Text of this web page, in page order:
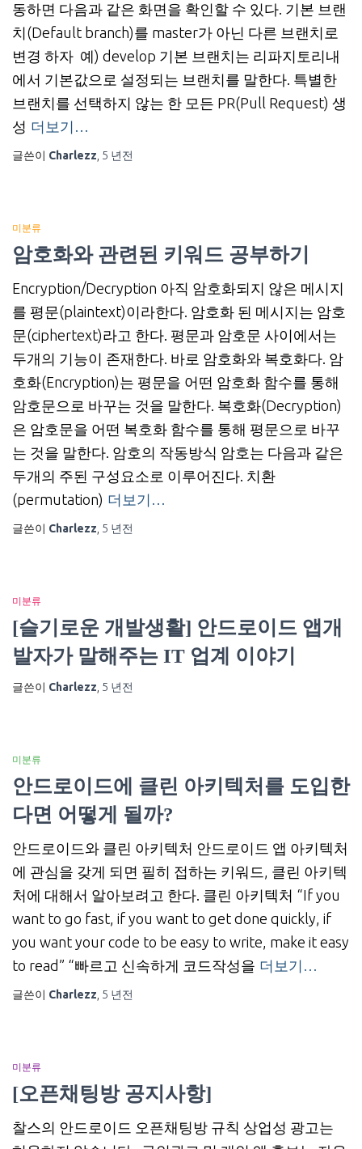
동하면 다음과 같은 화면을 확인할 수 있다. 기본 브랜
치(Default branch)를 master가 아닌 다른 브랜치로
변경 하자 예) develop 기본 브랜치는 리파지토리내
에서 기본값으로 설정되는 브랜치를 말한다. 특별한
브랜치를 선택하지 않는 한 모든 PR(Pull Request) 생
성 더보기…
글쓴이 Charlezz 5 년전
미분류
암호화와 관련된 키워드 공부하기
Encryption/Decryption 아직 암호화되지 않은 메시지
를 평문(plaintext)이라한다. 암호화 된 메시지는 암호
문(ciphertext)라고 한다. 평문과 암호문 사이에서는
두개의 기능이 존재한다. 바로 암호화와 복호화다. 암
호화(Encryption)는 평문을 어떤 암호화 함수를 통해
암호문으로 바꾸는 것을 말한다. 복호화(Decryption)
은 암호문을 어떤 복호화 함수를 통해 평문으로 바꾸
는 것을 말한다. 암호의 작동방식 암호는 다음과 같은
두개의 주된 구성요소로 이루어진다. 치환
(permutation) 더보기…
글쓴이 Charlezz 5 년전
미분류
[슬기로운 개발생활] 안드로이드 앱개
발자가 말해주는 IT 업계 이야기
글쓴이 Charlezz 5 년전
미분류
안드로이드에 클린 아키텍처를 도입한
다면 어떻게 될까?
안드로이드와 클린 아키텍처 안드로이드 앱 아키텍처
에 관심을 갖게 되면 필히 접하는 키워드, 클린 아키텍
처에 대해서 알아보려고 한다. 클린 아키텍처 “If you
want to go fast, if you want to get done quickly, if
you want your code to be easy to write, make it easy
to read” “빠르고 신속하게 코드작성을 더보기…
글쓴이 Charlezz 5 년전
미분류
[오픈채팅방 공지사항]
찰스의 안드로이드 오픈채팅방 규칙 상업성 광고는